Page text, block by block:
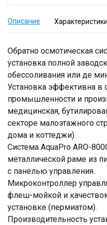
Описание Характеристики
Обратно осмотическая
установка полной
обессоливания или де
Установка эффективна
промышленности и
медицинская,
секторе малоэтажного
дома и коттеджи).
Система AquaPro ARO-
металлической раме из
с панелью управления.
Микроконтроллер
флеш-мойкой и
установке (пермиатом).
Производительность